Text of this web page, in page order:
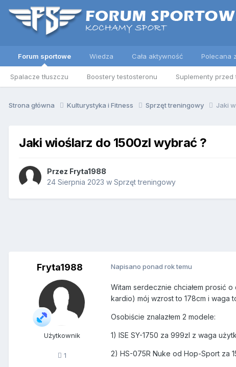
Forum sportowe
Spalacze tłuszczu Boostery testosteronu Suplementy
Wiedza Cała aktywność Polecana
Strona główna Kulturystyka i Fitness Sprzęt treningowy Jaki
Jaki wioślarz do 1500zl wybrać ?
Przez Fryta1988
24 Sierpnia 2023 w Sprzęt treningowy
Fryta1988
Użytkownik
1
Napisano ponad rok temu
Witam serdecznie chciałem prosić
kardio) mój wzrost to 178cm i waga
Osobiście znalazłem 2 modele:
1) ISE SY-1750 za 999zl z waga
2) HS-075R Nuke od Hop-Sport za